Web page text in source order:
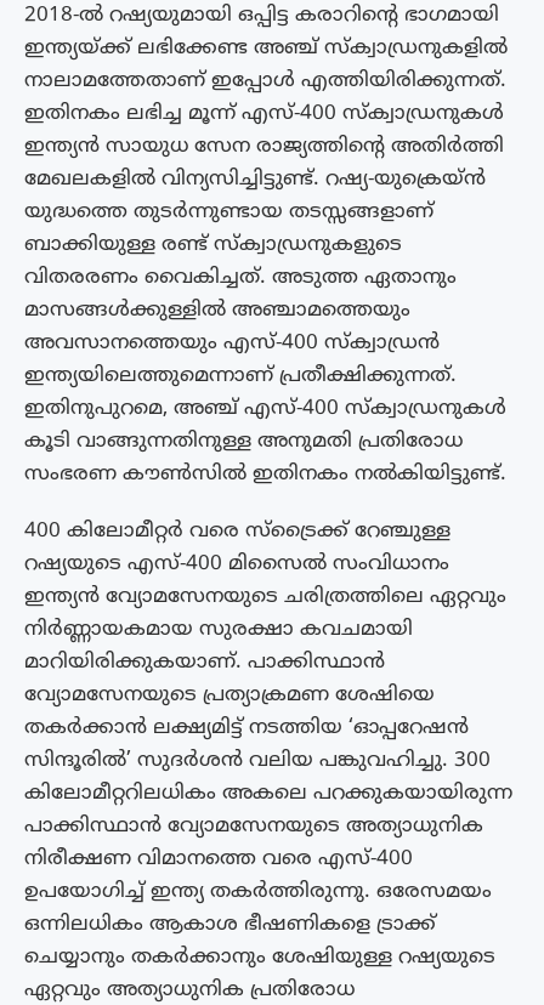
2018-ൽ റഷ്യയുമായി ഒപ്പിട്ട കരാറിൻ്റെ ഭാഗമായി
ഇന്ത്യയ്ക്ക് ലഭിക്കേണ്ട അഞ്ച് സ്‌ക്വാഡ്രനുകളിൽ
നാലാമത്തേതാണ് ഇപ്പോൾ എത്തിയിരിക്കുന്നത്.
ഇതിനകം ലഭിച്ച മൂന്ന് എസ്-400 സ്‌ക്വാഡ്രനുകൾ
ഇന്ത്യൻ സായുധ സേന രാജ്യത്തിൻ്റെ അതിർത്തി
മേഖലകളിൽ വിന്യസിച്ചിട്ടുണ്ട്. റഷ്യ-യുക്രെയ്ൻ
യുദ്ധത്തെ തുടർന്നുണ്ടായ തടസ്സങ്ങളാണ്
ബാക്കിയുള്ള രണ്ട് സ്ക്വാഡ്രനുകളുടെ
വിതരരണം വൈകിച്ചത്. അടുത്ത ഏതാനും
മാസങ്ങള്‍ക്കുള്ളില്‍ അഞ്ചാമത്തെയും
അവസാനത്തെയും എസ്-400 സ്‌ക്വാഡ്രന്‍
ഇന്ത്യയിലെത്തുമെന്നാണ് പ്രതീക്ഷിക്കുന്നത്.
ഇതിനുപുറമെ, അഞ്ച് എസ്-400 സ്‌ക്വാഡ്രനുകള്‍
കൂടി വാങ്ങുന്നതിനുള്ള അനുമതി പ്രതിരോധ
സംഭരണ കൗണ്‍സില്‍ ഇതിനകം നല്‍കിയിട്ടുണ്ട്.
400 കിലോമീറ്റര്‍ വരെ സ്‌ട്രൈക്ക് റേഞ്ചുള്ള
റഷ്യയുടെ എസ്-400 മിസൈല്‍ സംവിധാനം
ഇന്ത്യന്‍ വ്യോമസേനയുടെ ചരിത്രത്തിലെ ഏറ്റവും
നിര്‍ണ്ണായകമായ സുരക്ഷാ കവചമായി
മാറിയിരിക്കുകയാണ്. പാക്കിസ്ഥാന്‍
വ്യോമസേനയുടെ പ്രത്യാക്രമണ ശേഷിയെ
തകര്‍ക്കാന്‍ ലക്ഷ്യമിട്ട് നടത്തിയ ‘ഓപ്പറേഷന്‍
സിന്ദൂരില്‍’ സുദര്‍ശന്‍ വലിയ പങ്കുവഹിച്ചു. 300
കിലോമീറ്ററിലധികം അകലെ പറക്കുകയായിരുന്ന
പാക്കിസ്ഥാന്‍ വ്യോമസേനയുടെ അത്യാധുനിക
നിരീക്ഷണ വിമാനത്തെ വരെ എസ്-400
ഉപയോഗിച്ച് ഇന്ത്യ തകർത്തിരുന്നു. ഒരേസമയം
ഒന്നിലധികം ആകാശ ഭീഷണികളെ ട്രാക്ക്
ചെയ്യാനും തകര്‍ക്കാനും ശേഷിയുള്ള റഷ്യയുടെ
ഏറ്റവും അത്യാധുനിക പ്രതിരോധ